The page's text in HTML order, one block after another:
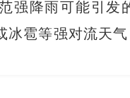
强降雨可能引发
雹等强对流天气